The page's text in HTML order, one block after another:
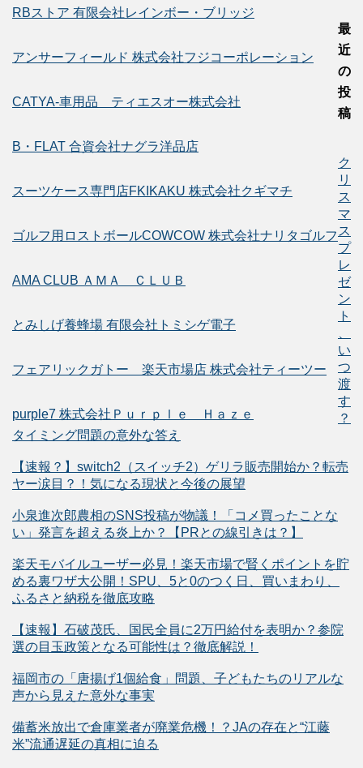
RBストア 有限会社レインボー・ブリッジ
アンサーフィールド 株式会社フジコーポレーション
CATYA-車用品 ティエスオー株式会社
B・FLAT 合資会社ナグラ洋品店
スーツケース専門店FKIKAKU 株式会社クギマチ
ゴルフ用ロストボールCOWCOW 株式会社ナリタゴルフ
AMA CLUB ＡＭＡ ＣＬＵＢ
とみしげ養蜂場 有限会社トミシゲ電子
フェアリックガトー 楽天市場店 株式会社ティーツー
purple7 株式会社Ｐｕｒｐｌｅ Ｈａｚｅ
最
近
の
投
稿
ク
リ
ス
マ
ス
プ
レ
ゼ
ン
ト
い
つ
渡
す
？
タイミング問題の意外な答え
【速報？】switch2（スイッチ2）ゲリラ販売開始か？転売
ヤー涙目？！気になる現状と今後の展望
小泉進次郎農相のSNS投稿が物議！「コメ買ったことな
い」発言を超える炎上か？【PRとの線引きは？】
楽天モバイルユーザー必見！楽天市場で賢くポイントを貯
める裏ワザ大公開！SPU、5と0のつく日、買いまわり、
ふるさと納税を徹底攻略
【速報】石破茂氏、国民全員に2万円給付を表明か？参院
選の目玉政策となる可能性は？徹底解説！
福岡市の「唐揚げ1個給食」問題、子どもたちのリアルな
声から見えた意外な事実
備蓄米放出で倉庫業者が廃業危機！？JAの存在と“江藤
米”流通遅延の真相に迫る